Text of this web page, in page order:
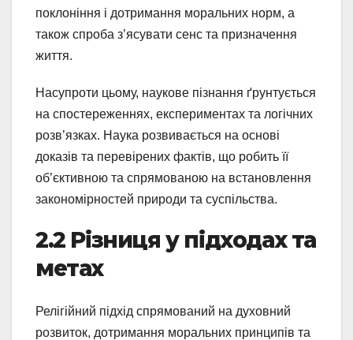
поклоніння і дотримання моральних норм, а
також спроба з’ясувати сенс та призначення
життя.
Насупроти цьому, наукове пізнання ґрунтується
на спостереженнях, експериментах та логічних
розв’язках. Наука розвивається на основі
доказів та перевірених фактів, що робить її
об’єктивною та спрямованою на встановлення
закономірностей природи та суспільства.
2.2 Різниця у підходах та
метах
Релігійний підхід спрямований на духовний
розвиток, дотримання моральних принципів та